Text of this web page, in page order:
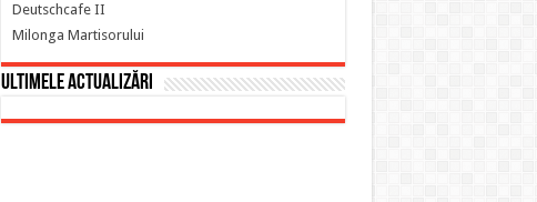
Deutschcafe II
Milonga Martisorului
Ultimele actualizări